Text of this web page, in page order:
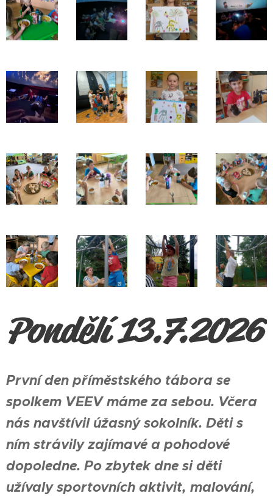
Pondělí 13.7.2026
První den příměstského tábora se
spolkem VEEV máme za sebou. Včera
nás navštívil úžasný sokolník. Děti s
ním strávily zajímavé a pohodové
dopoledne. Po zbytek dne si děti
užívaly sportovních aktivit, malování,